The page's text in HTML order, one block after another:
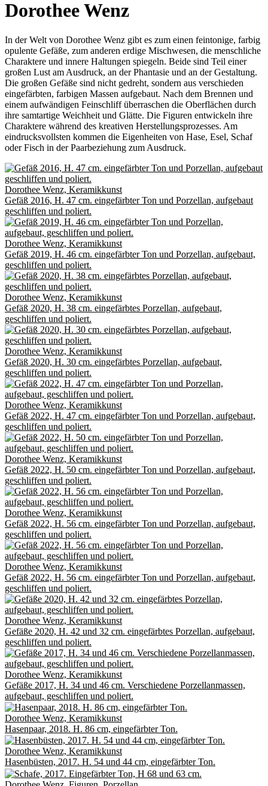
Dorothee Wenz
In der Welt von Dorothee Wenz gibt es zum einen feintonige, farbig
opulente Gefäße, zum anderen erdige Mischwesen, die menschliche
Charaktere und innere Haltungen spiegeln. Beide sind Teil einer
großen Lust am Ausdruck, an der Phantasie und an der Gestaltung.
Die großen Gefäße sind nicht gedreht, sondern aus verschieden
eingefärbten, farbigen Massen aufgebaut. Nach dem Brennen und
einem aufwändigen Feinschliff überraschen die Oberflächen durch
ihre samtartige Weichheit und Glätte. Die Figuren entwickeln ihre
Charaktere während des kreativen Herstellungsprozesses. Am
eindrucksvollsten kommen die Eigenheiten von Hase, Esel, Schaf
oder Fisch in der Paarbeziehung zum Ausdruck.
Dorothee Wenz, Keramikkunst
Gefäß 2016, H. 47 cm. eingefärbter Ton und Porzellan, aufgebaut
geschliffen und poliert.
Dorothee Wenz, Keramikkunst
Gefäß 2019, H. 46 cm. eingefärbter Ton und Porzellan, aufgebaut,
geschliffen und poliert.
Dorothee Wenz, Keramikkunst
Gefäß 2020, H. 38 cm. eingefärbtes Porzellan, aufgebaut,
geschliffen und poliert.
Dorothee Wenz, Keramikkunst
Gefäß 2020, H. 30 cm. eingefärbtes Porzellan, aufgebaut,
geschliffen und poliert.
Dorothee Wenz, Keramikkunst
Gefäß 2022, H. 47 cm. eingefärbter Ton und Porzellan, aufgebaut,
geschliffen und poliert.
Dorothee Wenz, Keramikkunst
Gefäß 2022, H. 50 cm. eingefärbter Ton und Porzellan, aufgebaut,
geschliffen und poliert.
Dorothee Wenz, Keramikkunst
Gefäß 2022, H. 56 cm. eingefärbter Ton und Porzellan, aufgebaut,
geschliffen und poliert.
Dorothee Wenz, Keramikkunst
Gefäß 2022, H. 56 cm. eingefärbter Ton und Porzellan, aufgebaut,
geschliffen und poliert.
Dorothee Wenz, Keramikkunst
Gefäße 2020, H. 42 und 32 cm. eingefärbtes Porzellan, aufgebaut,
geschliffen und poliert.
Dorothee Wenz, Keramikkunst
Gefäße 2017, H. 34 und 46 cm. Verschiedene Porzellanmassen,
aufgebaut, geschliffen und poliert.
Dorothee Wenz, Keramikkunst
Hasenpaar, 2018. H. 86 cm, eingefärbter Ton.
Dorothee Wenz, Keramikkunst
Hasenbüsten, 2017. H. 54 und 44 cm, eingefärbter Ton.